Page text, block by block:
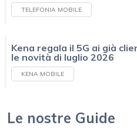
TELEFONIA MOBILE
Kena regala il 5G ai già
le novità di luglio 2026
KENA MOBILE
Le nostre Guide